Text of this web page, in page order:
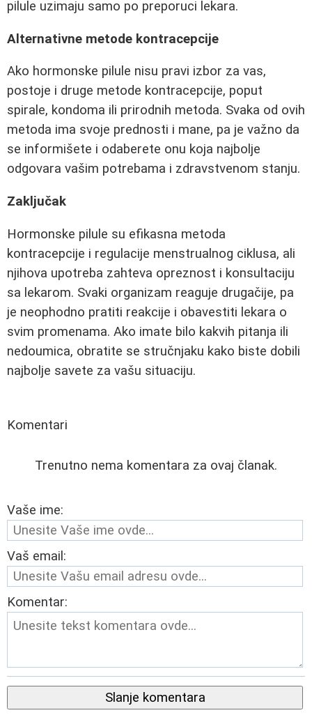
pilule uzimaju samo po preporuci lekara.
Alternativne metode kontracepcije
Ako hormonske pilule nisu pravi izbor za vas,
postoje i druge metode kontracepcije, poput
spirale, kondoma ili prirodnih metoda. Svaka od ovih
metoda ima svoje prednosti i mane, pa je važno da
se informišete i odaberete onu koja najbolje
odgovara vašim potrebama i zdravstvenom stanju.
Zaključak
Hormonske pilule su efikasna metoda
kontracepcije i regulacije menstrualnog ciklusa, ali
njihova upotreba zahteva opreznost i konsultaciju
sa lekarom. Svaki organizam reaguje drugačije, pa
je neophodno pratiti reakcije i obavestiti lekara o
svim promenama. Ako imate bilo kakvih pitanja ili
nedoumica, obratite se stručnjaku kako biste dobili
najbolje savete za vašu situaciju.
Komentari
Trenutno nema komentara za ovaj članak.
Vaše ime:
Vaš email:
Komentar:
Slanje komentara